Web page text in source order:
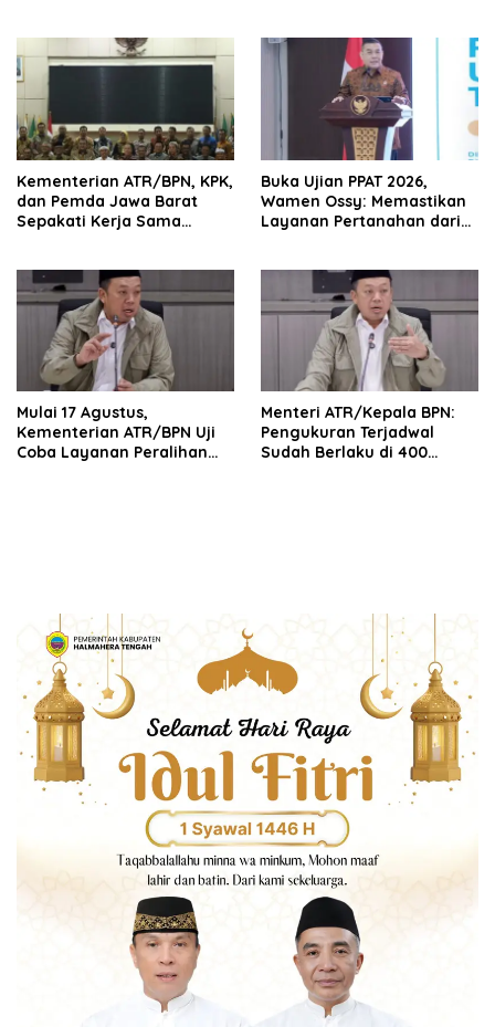
Kementerian ATR/BPN, KPK,
dan Pemda Jawa Barat
Sepakati Kerja Sama
Ekonomi Daerah
Buka Ujian PPAT 2026,
Wamen Ossy: Memastikan
Layanan Pertanahan dari
Berintegritas
Mulai 17 Agustus,
Kementerian ATR/BPN Uji
Coba Layanan Peralihan
Menteri ATR/Kepala BPN:
Pengukuran Terjadwal
Sudah Berlaku di 400